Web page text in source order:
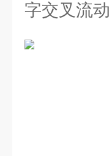
字交叉流